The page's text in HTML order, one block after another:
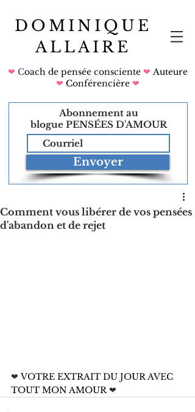
DOMINIQUE
ALLAIRE
❤ Coach de pensée consciente ❤ Auteure
❤ Conférencière ❤
Abonnement au
blogue PENSÉES D'AMOUR
Envoyer
Comment vous libérer de vos pensées
d'abandon et de rejet
❤ VOTRE EXTRAIT DU JOUR AVEC
TOUT MON AMOUR ❤